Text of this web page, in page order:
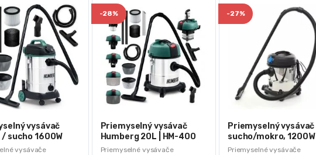
vysávače
vysávač
sucho 1600W
402
Priemyselné vysávače
-28%
Priemyselný vysávač
Humberg 20L | HM-400
Priemyselné vysávače
-27%
Priemyselný vysávač
sucho/mokro, 1200W |
20L